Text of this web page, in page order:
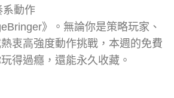
系動作
》。無論你是策略玩家、
衷高強度動作挑戰，本週的免費
得過癮，還能永久收藏。